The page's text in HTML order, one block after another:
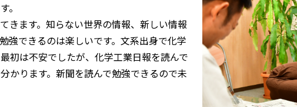
。
きます。知らない世界の情報、新しい情報
強できるのは楽しいです。文系出身で化学
初は不安でしたが、化学工業日報を読んで
かります。新聞を読んで勉強できるので未